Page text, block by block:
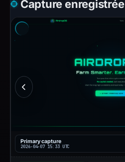
Capture enregistrée
Primary capture
2026-04-07 15:33 UTC